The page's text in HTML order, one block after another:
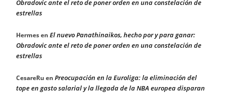
Obradovic ante el reto de poner orden en una constelación de
estrellas
Hermesen El nuevo Panathinaikos, hecho por y para ganar:
Obradovic ante el reto de poner orden en una constelación de
estrellas
CesareRu en Preocupación en la Euroliga: la eliminación del
tope en gasto salarial y la llegada de la NBA europea disparan